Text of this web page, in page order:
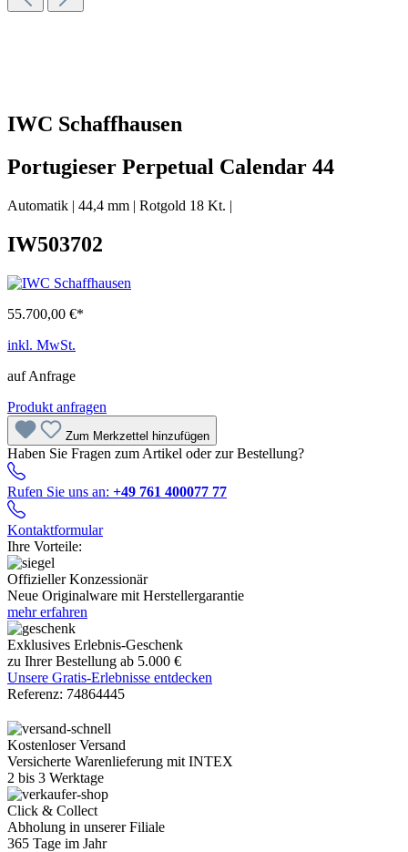
IWC Schaffhausen
Portugieser Perpetual Calendar 44
Automatik | 44,4 mm | Rotgold 18 Kt. |
IW503702
55.700,00 €*
inkl. MwSt.
auf Anfrage
Produkt anfragen
Zum Merkzettel hinzufügen
Haben Sie Fragen zum Artikel oder zur Bestellung?
Rufen Sie uns an: +49 761 400077 77
Kontaktformular
Ihre Vorteile:
Offizieller Konzessionär
Neue Originalware mit Herstellergarantie
mehr erfahren
Exklusives Erlebnis-Geschenk
zu Ihrer Bestellung ab 5.000 €
Unsere Gratis-Erlebnisse entdecken
Referenz: 74864445
Kostenloser Versand
Versicherte Warenlieferung mit INTEX
2 bis 3 Werktage
Click & Collect
Abholung in unserer Filiale
365 Tage im Jahr